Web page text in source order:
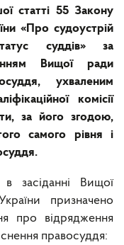
статті 55 Закону
«Про судоустрій
суддів» за
Вищої ради
ухваленим
комісії
за його згодою,
самого рівня і
засіданні Вищої
призначено
про відрядження
правосуддя: